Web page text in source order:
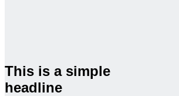
This is a simple
headline